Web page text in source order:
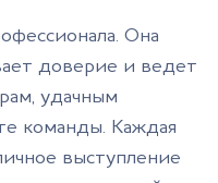
Она
доверие и ведет
удачным
команды. Каждая
выступление